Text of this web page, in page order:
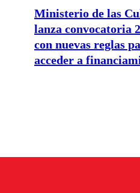
Ministerio de las
lanza convocatoria
con nuevas reglas
acceder a